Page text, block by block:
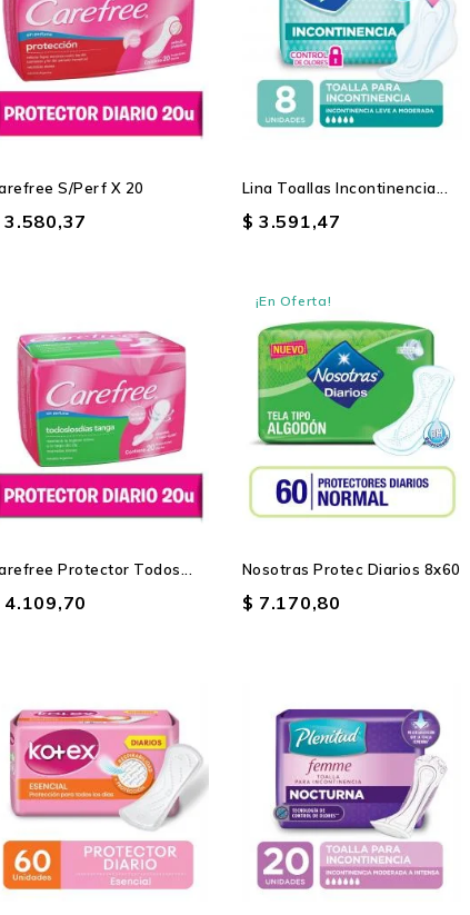
S/perf X 20
3.580,37
Lina Toallas Incontinencia...
$ 3.591,47
Protector Todos...
4.109,70
¡En Oferta!
Nosotras Protec Diarios 8x60
$ 7.170,80